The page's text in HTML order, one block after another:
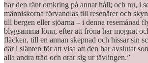
har den ränt omkring på annat håll; och nu, i
människorna förvandlas till resenärer och
till bergen eller sjöarna – i denna resemånad
blygsamma lönn, efter att fröna har mognat
fläcken, till en annan skepnad och hissar sin
där i slänten för att visa att den har avslutat
alla andra träd och drar sig ur tävlingen.”